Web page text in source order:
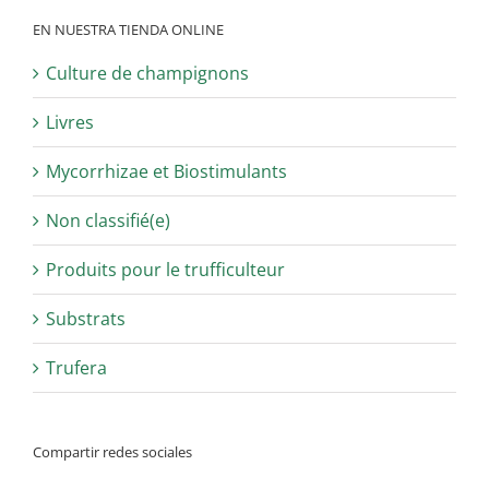
EN NUESTRA TIENDA ONLINE
Culture de champignons
Livres
Mycorrhizae et Biostimulants
Non classifié(e)
Produits pour le trufficulteur
Substrats
Trufera
Compartir redes sociales